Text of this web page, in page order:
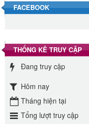
Đường
FACEBOOK
THỐNG KÊ TRUY CẬP
Đang truy cập
Hôm nay
Tháng hiện tại
Tổng lượt truy cập